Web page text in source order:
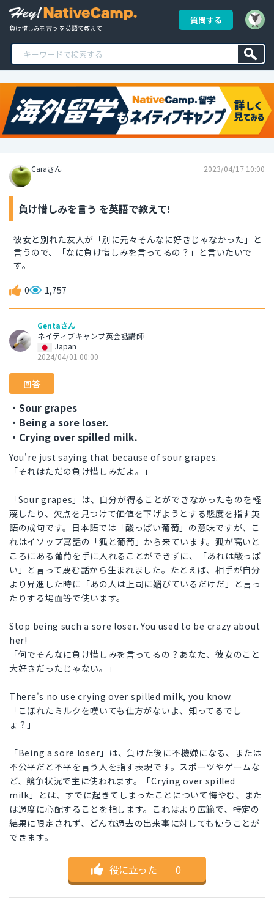
負け惜しみを言う を英語で教えて!
質問する
Caraさん 2023/04/17 10:00
負け惜しみを言う を英語で教えて!
彼女と別れた友人が「別に元々そんなに好きじゃなかった」と
言うので、「なに負け惜しみを言ってるの？」と言いたいで
す。
0 1,757
Gentaさん
ネイティブキャンプ英会話講師
Japan
2024/04/01 00:00
回答
・Sour grapes
・Being a sore loser.
・Crying over spilled milk.
You're just saying that because of sour grapes.
「それはただの負け惜しみだよ。」
「Sour grapes」は、自分が得ることができなかったものを軽
蔑したり、欠点を見つけて価値を下げようとする態度を指す英
語の成句です。日本語では「酸っぱい葡萄」の意味ですが、こ
れはイソップ寓話の「狐と葡萄」から来ています。狐が高いと
ころにある葡萄を手に入れることができずに、「あれは酸っぱ
い」と言って蔑む話から生まれました。たとえば、相手が自分
より昇進した時に「あの人は上司に媚びているだけだ」と言っ
たりする場面等で使います。
Stop being such a sore loser. You used to be crazy about
her!
「何でそんなに負け惜しみを言ってるの？あなた、彼女のこと
大好きだったじゃない。」
There's no use crying over spilled milk, you know.
「こぼれたミルクを嘆いても仕方がないよ、知ってるでし
ょ？」
「Being a sore loser」は、負けた後に不機嫌になる、または
不公平だと不平を言う人を指す表現です。スポーツやゲームな
ど、競争状況で主に使われます。「Crying over spilled
milk」とは、すでに起きてしまったことについて悔やむ、また
は過度に心配することを指します。これはより広範で、特定の
結果に限定されず、どんな過去の出来事に対しても使うことが
できます。
役に立った ｜ 0